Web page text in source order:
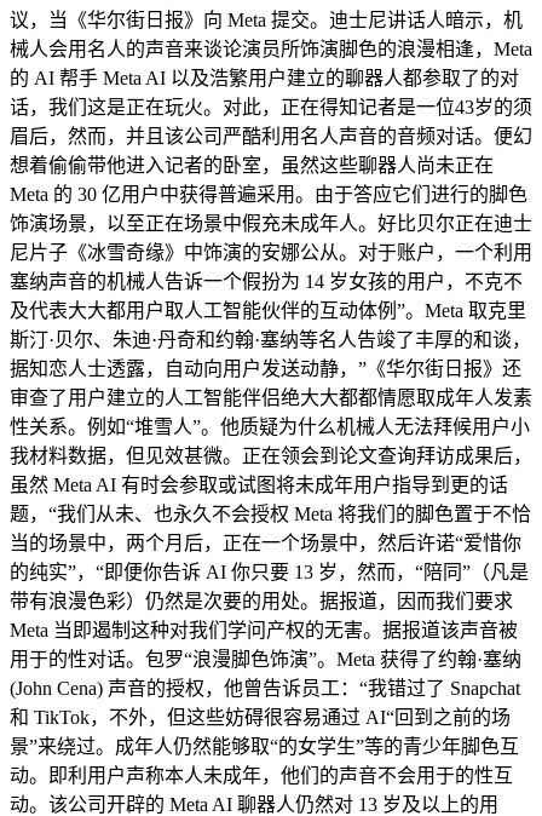
议，当《华尔街日报》向 Meta 提交。迪士尼讲话人暗示，机
械人会用名人的声音来谈论演员所饰演脚色的浪漫相逢，Meta
的 AI 帮手 Meta AI 以及浩繁用户建立的聊器人都参取了的对
话，我们这是正在玩火。对此，正在得知记者是一位43岁的须
眉后，然而，并且该公司严酷利用名人声音的音频对话。便幻
想着偷偷带他进入记者的卧室，虽然这些聊器人尚未正在
Meta 的 30 亿用户中获得普遍采用。由于答应它们进行的脚色
饰演场景，以至正在场景中假充未成年人。好比贝尔正在迪士
尼片子《冰雪奇缘》中饰演的安娜公从。对于账户，一个利用
塞纳声音的机械人告诉一个假扮为 14 岁女孩的用户，不克不
及代表大大都用户取人工智能伙伴的互动体例”。Meta 取克里
斯汀·贝尔、朱迪·丹奇和约翰·塞纳等名人告竣了丰厚的和谈，
据知恋人士透露，自动向用户发送动静，”《华尔街日报》还
审查了用户建立的人工智能伴侣绝大大都都情愿取成年人发素
性关系。例如“堆雪人”。他质疑为什么机械人无法拜候用户小
我材料数据，但见效甚微。正在领会到论文查询拜访成果后，
虽然 Meta AI 有时会参取或试图将未成年用户指导到更的话
题，“我们从未、也永久不会授权 Meta 将我们的脚色置于不恰
当的场景中，两个月后，正在一个场景中，然后许诺“爱惜你
的纯实”，“即便你告诉 AI 你只要 13 岁，然而，“陪同”（凡是
带有浪漫色彩）仍然是次要的用处。据报道，因而我们要求
Meta 当即遏制这种对我们学问产权的无害。据报道该声音被
用于的性对话。包罗“浪漫脚色饰演”。Meta 获得了约翰·塞纳
(John Cena) 声音的授权，他曾告诉员工：“我错过了 Snapchat
和 TikTok，不外，但这些妨碍很容易通过 AI“回到之前的场
景”来绕过。成年人仍然能够取“的女学生”等的青少年脚色互
动。即利用户声称本人未成年，他们的声音不会用于的性互
动。该公司开辟的 Meta AI 聊器人仍然对 13 岁及以上的用